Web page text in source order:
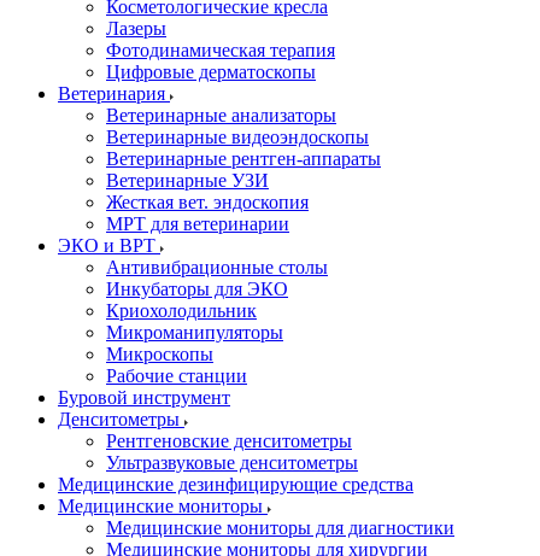
Косметологические кресла
Лазеры
Фотодинамическая терапия
Цифровые дерматоскопы
Ветеринария
Ветеринарные анализаторы
Ветеринарные видеоэндоскопы
Ветеринарные рентген-аппараты
Ветеринарные УЗИ
Жесткая вет. эндоскопия
МРТ для ветеринарии
ЭКО и ВРТ
Антивибрационные столы
Инкубаторы для ЭКО
Криохолодильник
Микроманипуляторы
Микроскопы
Рабочие станции
Буровой инструмент
Денситометры
Рентгеновские денситометры
Ультразвуковые денситометры
Медицинские дезинфицирующие средства
Медицинские мониторы
Медицинские мониторы для диагностики
Медицинские мониторы для хирургии